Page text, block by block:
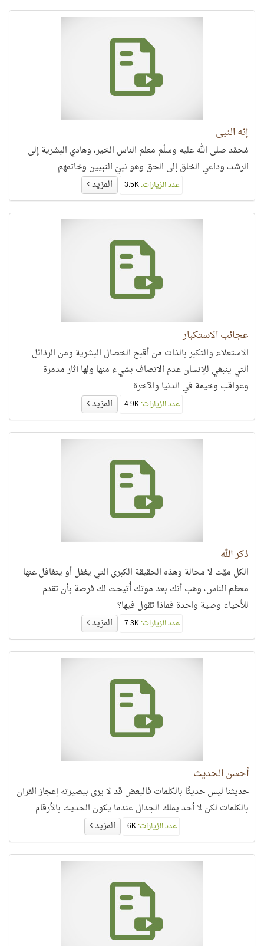
إنه النبي
مُحمّد صلى الله عليه وسلّم معلم الناس الخير، وهادي البشرية إلى
الرشد، وداعي الخلق إلى الحق وهو نبيّ النبيين وخاتمهم..
عدد الزيارات: المزيد
عجائب الاستكبار
الاستعلاء والتكبر بالذات من أقبح الخصال البشرية ومن الرذائل
التي ينبغي للإنسان عدم الاتصاف بشيء منها ولها آثار مدمرة
وعواقب وخيمة في الدنيا والآخرة..
عدد الزيارات: المزيد
ذكر الله
الكل ميِّت لا محالة وهذه الحقيقة الكبرى التي يغفل أو يتغافل عنها
معظم الناس، وهب أنك بعد موتك أُتيحت لك فرصة بأن تقدم
للأحياء وصية واحدة فماذا تقول فيها؟
عدد الزيارات: المزيد
أحسن الحديث
حديثنا ليس حديثًا بالكلمات فالبعض قد لا يرى ببصيرته إعجاز القرآن
بالكلمات لكن لا أحد يملك الجدال عندما يكون الحديث بالأرقام..
عدد الزيارات: المزيد